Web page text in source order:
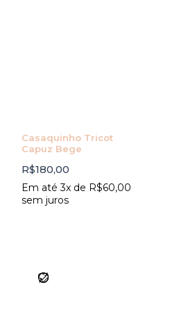
Casaquinho Tricot
Capuz Bege
R$180,00
Em até 3x de R$60,00
sem juros